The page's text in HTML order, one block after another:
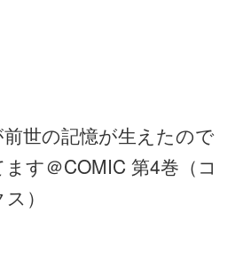
世の記憶が生えたので
す＠COMIC 第4巻（コ
）